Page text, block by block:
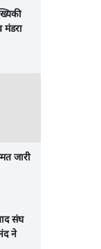
मंडरा
जारी
संघ
ने